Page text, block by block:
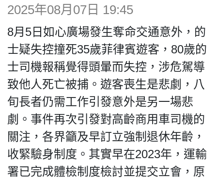
昔日
系列
活動
關於我們
我們的立場
2025年08月07日 19:45
8月5日如心廣場發生奪命交通意外，的
士疑失控撞死35歲菲律賓遊客，80歲的
士司機報稱覺得頭暈而失控，涉危駕導
致他人死亡被捕。遊客喪生是悲劇，八
旬長者仍需工作引發意外是另一場悲
劇。事件再次引發對高齡商用車司機的
關注，各界籲及早訂立強制退休年齡，
收緊驗身制度。其實早在2023年，運輸
署已完成體檢制度檢討並提交立會，原